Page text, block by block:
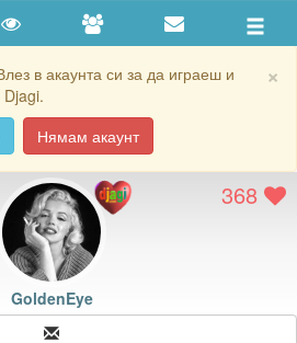
×
в акаунта си за да играеш и
Djagi.
Нямам акаунт
368
GoldenEye